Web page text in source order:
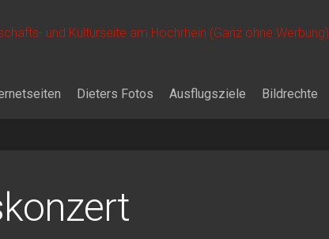
und Kulturseite am Hochrhein (Ganz ohne Werbung)
Dieters Fotos Ausflugsziele Bildrechte